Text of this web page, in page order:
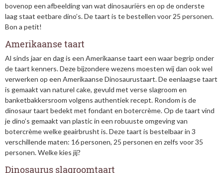
bovenop een afbeelding van wat dinosauriërs en op de onderste
laag staat eetbare dino’s. De taart is te bestellen voor 25 personen.
Bon a petit!
Amerikaanse taart
Al sinds jaar en dag is een Amerikaanse taart een waar begrip onder
de taart kenners. Deze bijzondere wezens moesten wij dan ook wel
verwerken op een Amerikaanse Dinosaurustaart. De eenlaagse taart
is gemaakt van naturel cake, gevuld met verse slagroom en
banketbakkersroom volgens authentiek recept. Rondom is de
dinosaur taart bedekt met fondant en botercrème. Op de taart vind
je dino’s gemaakt van plastic in een robuuste omgeving van
botercrème welke geairbrusht is. Deze taart is bestelbaar in 3
verschillende maten: 16 personen, 25 personen en zelfs voor 35
personen. Welke kies jij?
Dinosaurus slagroomtaart